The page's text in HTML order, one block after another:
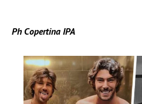
Ph Copertina IPA